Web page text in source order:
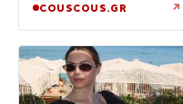
COUSCOUS.GR ↗